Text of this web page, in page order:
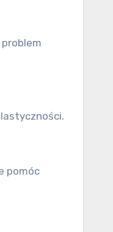
pomóc